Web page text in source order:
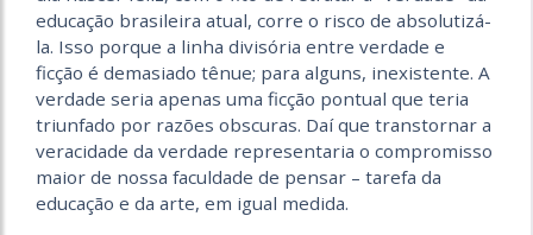
educação brasileira atual, corre o risco de absolutizá-
la. Isso porque a linha divisória entre verdade e
ficção é demasiado tênue; para alguns, inexistente. A
verdade seria apenas uma ficção pontual que teria
triunfado por razões obscuras. Daí que transtornar a
veracidade da verdade representaria o compromisso
maior de nossa faculdade de pensar – tarefa da
educação e da arte, em igual medida.